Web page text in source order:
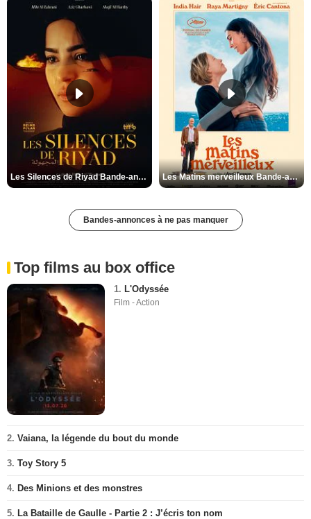
Les Silences de Riyad Bande-annonce VO STFR Les Matins merveilleux Bande-annonce VF
Bandes-annonces à ne pas manquer
Top films au box office
1. L'Odyssée
Film - Action
2. Vaiana, la légende du bout du monde
3. Toy Story 5
4. Des Minions et des monstres
5. La Bataille de Gaulle - Partie 2 : J’écris ton nom